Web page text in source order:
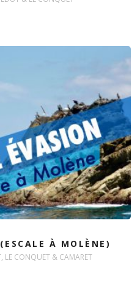
À MOLÈNE)
LE CONQUET & CAMARET